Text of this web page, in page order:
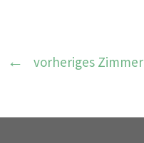
vorheriges Zimmer